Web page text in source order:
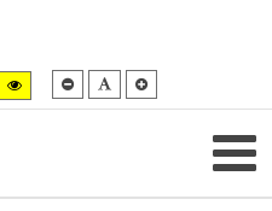
Tryb
wysokiego
kontrastu
Mniejsza
czcionka
Domyślna
czcionka